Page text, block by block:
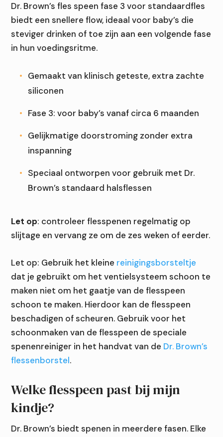
Dr. Brown’s fles speen fase 3 voor standaardfles
biedt een snellere flow, ideaal voor baby’s die
steviger drinken of toe zijn aan een volgende fase
in hun voedingsritme.
Gemaakt van klinisch geteste, extra zachte
siliconen
Fase 3: voor baby’s vanaf circa 6 maanden
Gelijkmatige doorstroming zonder extra
inspanning
Speciaal ontworpen voor gebruik met Dr.
Brown’s standaard halsflessen
Let op: controleer flesspenen regelmatig op
slijtage en vervang ze om de zes weken of eerder.
Let op: Gebruik het kleine reinigingsborsteltje
dat je gebruikt om het ventielsysteem schoon te
maken niet om het gaatje van de flesspeen
schoon te maken. Hierdoor kan de flesspeen
beschadigen of scheuren. Gebruik voor het
schoonmaken van de flesspeen de speciale
spenenreiniger in het handvat van de Dr. Brown’s
flessenborstel.
Welke flesspeen past bij mijn
kindje?
Dr. Brown’s biedt spenen in meerdere fasen. Elke